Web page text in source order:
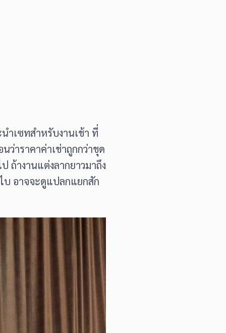
ำเซทสำหรับงานเช้า ที่
ว่าราคาค่าเช่าถูกกว่าชุด
ถ้างานแต่งลากยาวมาถึง
บ อาจจะดูแปลกแยกสัก